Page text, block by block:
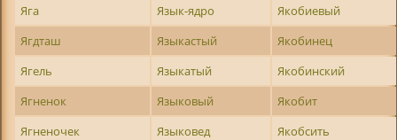
Яга
Язык-ядро
Якобиевый
Ягдташ
Языкастый
Якобинец
Ягель
Языкатый
Якобинский
Ягненок
Языковый
Якобит
Ягненочек
Языковед
Якобсить